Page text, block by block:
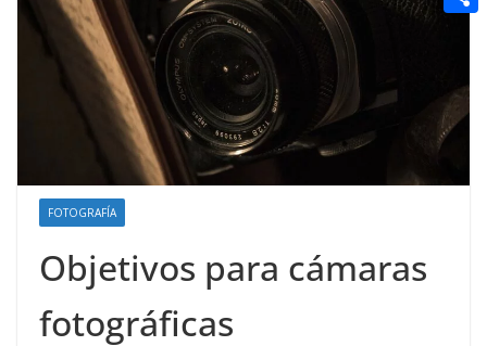
FOTOGRAFÍA
Objetivos para cámaras
fotográficas
n
e
s
a
d
i
m
p